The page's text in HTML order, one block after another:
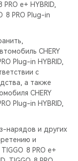
е+ HYBRID,
8 PRO Plug-in
CHERY
Plug-in HYBRID,
с
а также
CHERY
Plug-in HYBRID,
нарядов и других
и
8 PRO е+